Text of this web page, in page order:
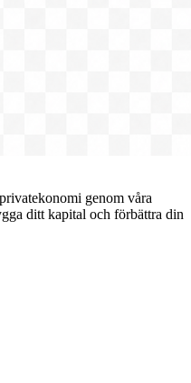
genom våra
ditt kapital och förbättra din